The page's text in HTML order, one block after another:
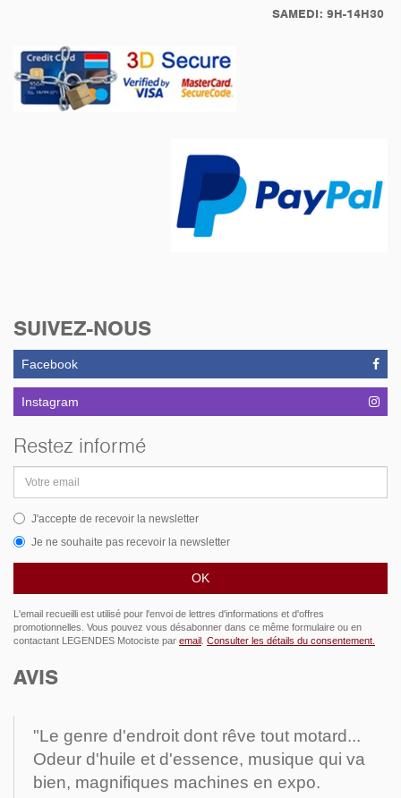
SAMEDI: 9H-14H30
SUIVEZ-NOUS
Facebook
Instagram
Restez informé
email
J'accepte de recevoir la newsletter
Je ne souhaite pas recevoir la newsletter
L'email recueilli est utilisé pour l'envoi de lettres d'informations et d'offres
promotionnelles. Vous pouvez vous désabonner dans ce même formulaire ou en
contactant LEGENDES Motociste par email Consulter les détails du consentement.
AVIS
"Le genre d'endroit dont rêve tout motard...
Odeur d'huile et d'essence, musique qui va
bien, magnifiques machines en expo.